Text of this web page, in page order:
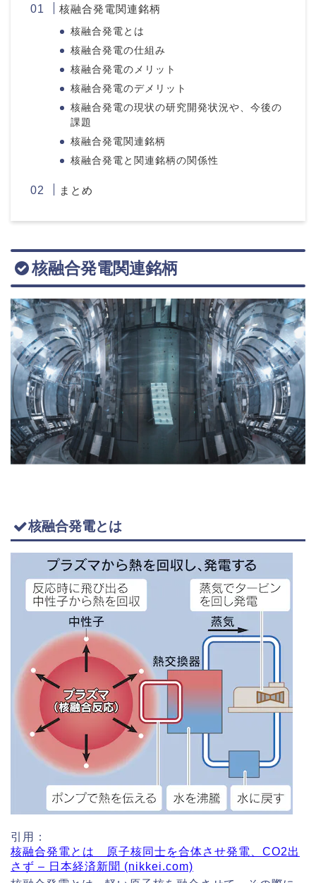
核融合発電関連銘柄
核融合発電とは
核融合発電の仕組み
核融合発電のメリット
核融合発電のデメリット
核融合発電の現状の研究開発状況や、今後の
課題
核融合発電関連銘柄
核融合発電と関連銘柄の関係性
まとめ
核融合発電関連銘柄
核融合発電とは
引用：
核融合発電とは 原子核同士を合体させ発電、CO2出
さず – 日本経済新聞 (nikkei.com)